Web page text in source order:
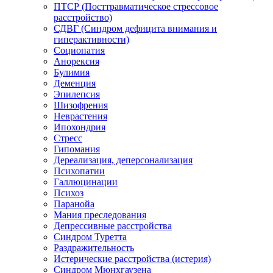
ПТСР (Посттравматическое стрессовое
расстройство)
СДВГ (Синдром дефицита внимания и
гиперактивности)
Социопатия
Анорексия
Булимия
Деменция
Эпилепсия
Шизофрения
Неврастения
Ипохондрия
Стресс
Гипомания
Дереализация, деперсонализация
Психопатии
Галлюцинации
Психоз
Паранойа
Мания преследования
Депрессивные расстройства
Синдром Туретта
Раздражительность
Истерические расстройства (истерия)
Синдром Мюнхгаузена